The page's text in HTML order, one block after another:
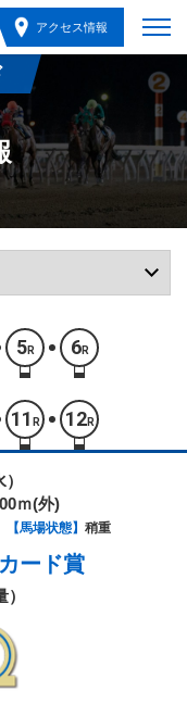
アクセス情報
5R 6R
11 R 12R
ｍ(外)
【馬場状態】 稍重
ード賞